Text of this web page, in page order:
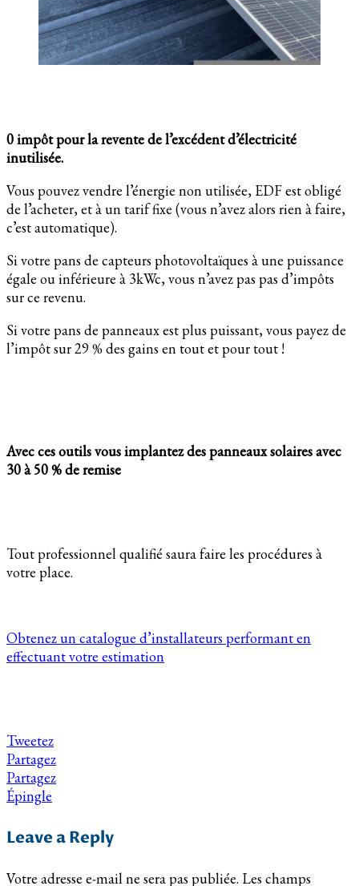
0 impôt pour la revente de l’excédent d’électricité
inutilisée.
Vous pouvez vendre l’énergie non utilisée, EDF est obligé
de l’acheter, et à un tarif fixe (vous n’avez alors rien à faire,
c’est automatique).
Si votre pans de capteurs photovoltaïques à une puissance
égale ou inférieure à 3kWc, vous n’avez pas pas d’impôts
sur ce revenu.
Si votre pans de panneaux est plus puissant, vous payez de
l’impôt sur 29 % des gains en tout et pour tout !
Avec ces outils vous implantez des panneaux solaires avec
30 à 50 % de remise
Tout professionnel qualifié saura faire les procédures à
votre place.
Obtenez un catalogue d’installateurs performant en
effectuant votre estimation
Tweetez
Partagez
Partagez
Épingle
Leave a Reply
Votre adresse e-mail ne sera pas publiée. Les champs